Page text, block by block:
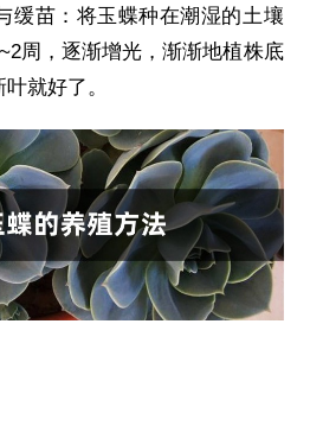
缓苗：将玉蝶种在潮湿的土壤
周，逐渐增光，渐渐地植株底
就好了。